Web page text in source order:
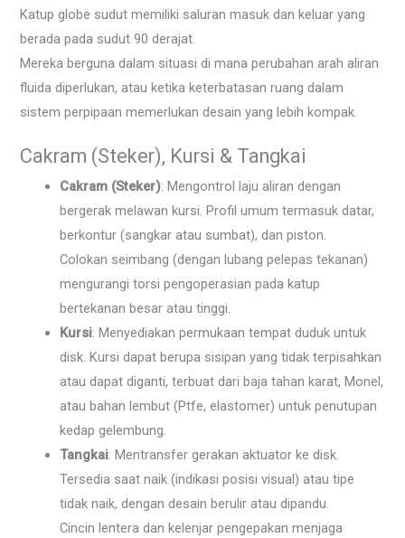
Katup globe sudut memiliki saluran masuk dan keluar yang
berada pada sudut 90 derajat.
Mereka berguna dalam situasi di mana perubahan arah aliran
fluida diperlukan, atau ketika keterbatasan ruang dalam
sistem perpipaan memerlukan desain yang lebih kompak.
Cakram (Steker), Kursi & Tangkai
Cakram (Steker): Mengontrol laju aliran dengan
bergerak melawan kursi. Profil umum termasuk datar,
berkontur (sangkar atau sumbat), dan piston.
Colokan seimbang (dengan lubang pelepas tekanan)
mengurangi torsi pengoperasian pada katup
bertekanan besar atau tinggi.
Kursi: Menyediakan permukaan tempat duduk untuk
disk. Kursi dapat berupa sisipan yang tidak terpisahkan
atau dapat diganti, terbuat dari baja tahan karat, Monel,
atau bahan lembut (Ptfe, elastomer) untuk penutupan
kedap gelembung.
Tangkai: Mentransfer gerakan aktuator ke disk.
Tersedia saat naik (indikasi posisi visual) atau tipe
tidak naik, dengan desain berulir atau dipandu.
Cincin lentera dan kelenjar pengepakan menjaga